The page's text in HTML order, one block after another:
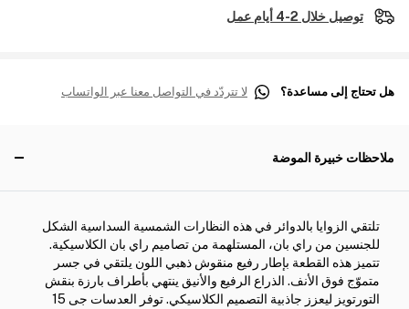
توصيل خلال 2-4 أيام عمل
هل تحتاج إلى مساعدة؟ لا تتردّد في التواصل معنا عبر الواتساب
ملاحظات خبيرة الموضة
تلتقي الزوايا بالدوائر في هذه النظارات الشمسية السداسية الشكل
للجنسين من راي بان، المستلهمة من تصاميم راي بان الكلاسيكية.
تتميز هذه القطعة بإطار رفيع منقوش ذهبي اللون يلتقي في جسر
متموّج فوق الأنف. الذراع الرفيع والأنيق ينتهي بأطراف بارزة بنقش
التورتويز ليعزز جاذبية التصميم الكلاسيكي. توفر العدسات جى 15